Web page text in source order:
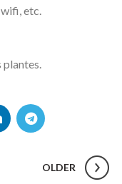
etc.
OLDER